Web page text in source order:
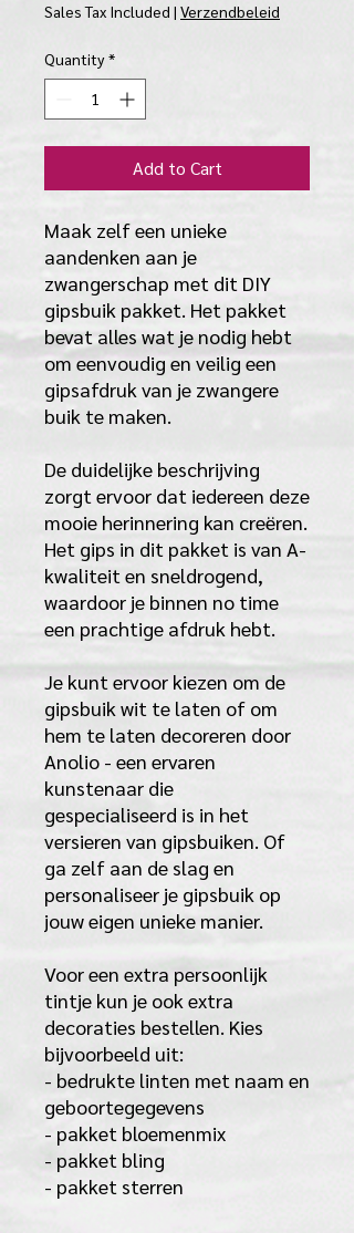
Sales Tax Included | Verzendbeleid
Quantity *
Add to Cart
Maak zelf een unieke
aandenken aan je
zwangerschap met dit DIY
gipsbuik pakket. Het pakket
bevat alles wat je nodig hebt
om eenvoudig en veilig een
gipsafdruk van je zwangere
buik te maken.
De duidelijke beschrijving
zorgt ervoor dat iedereen deze
mooie herinnering kan creëren.
Het gips in dit pakket is van A-
kwaliteit en sneldrogend,
waardoor je binnen no time
een prachtige afdruk hebt.
Je kunt ervoor kiezen om de
gipsbuik wit te laten of om
hem te laten decoreren door
Anolio - een ervaren
kunstenaar die
gespecialiseerd is in het
versieren van gipsbuiken. Of
ga zelf aan de slag en
personaliseer je gipsbuik op
jouw eigen unieke manier.
Voor een extra persoonlijk
tintje kun je ook extra
decoraties bestellen. Kies
bijvoorbeeld uit:
- bedrukte linten met naam en
geboortegegevens
- pakket bloemenmix
- pakket bling
- pakket sterren